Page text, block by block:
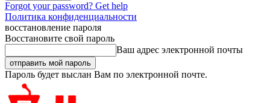
Forgot your password? Get help
Политика конфиденциальности
восстановление пароля
Восстановите свой пароль
Ваш адрес электронной почты
Пароль будет выслан Вам по электронной почте.